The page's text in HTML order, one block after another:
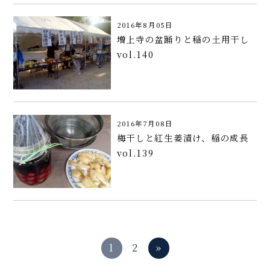
2016年8月05日
増上寺の盆踊りと稲の土用干し
vol.140
2016年7月08日
梅干しと紅生姜漬け、稲の成長
vol.139
1 2 »